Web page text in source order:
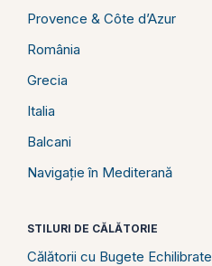
Provence & Côte d’Azur
România
Grecia
Italia
Balcani
Navigație în Mediterană
STILURI DE CĂLĂTORIE
Călătorii cu Bugete Echilibrate